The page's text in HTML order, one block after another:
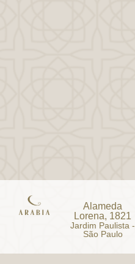
Alameda
Lorena, 1821
Jardim Paulista -
São Paulo